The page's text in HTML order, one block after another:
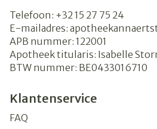
Telefoon: +32 15 27 75 24
E-mailadres:
APB nummer: 122001
Apotheek titularis: Isabelle
BTW nummer: BE0433016710
Klantenservice
FAQ